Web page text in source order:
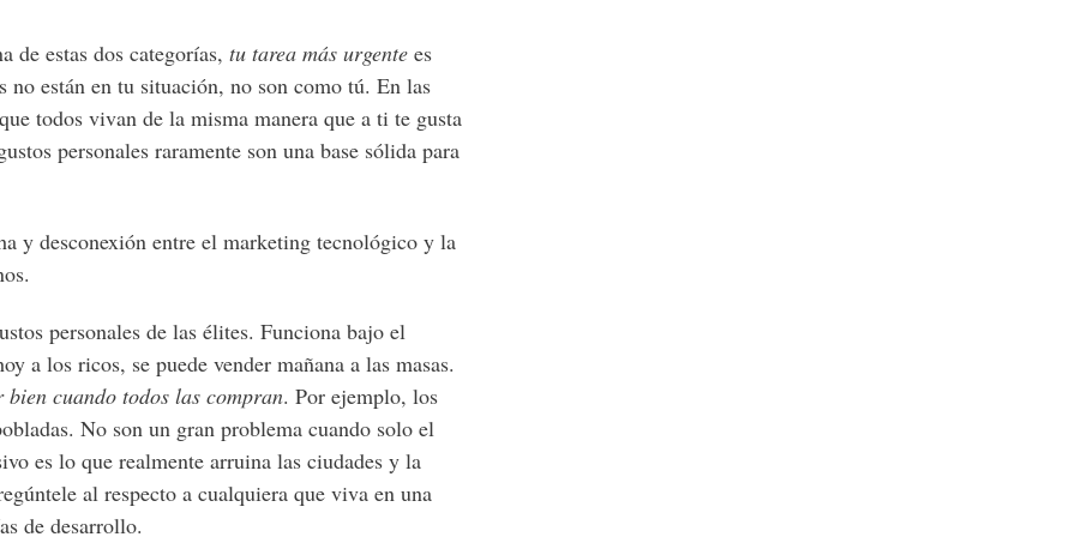
de estas dos categorías, tu tarea más urgente es
no están en tu situación, no son como tú. En las
todos vivan de la misma manera que a ti te gusta
personales raramente son una base sólida para
y desconexión entre el marketing tecnológico y la
personales de las élites. Funciona bajo el
a los ricos, se puede vender mañana a las masas.
cuando todos las compran. Por ejemplo, los
No son un gran problema cuando solo el
es lo que realmente arruina las ciudades y la
al respecto a cualquiera que viva en una
de desarrollo.